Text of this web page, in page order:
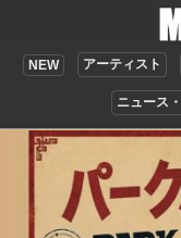
NEW アーティスト
ニュース